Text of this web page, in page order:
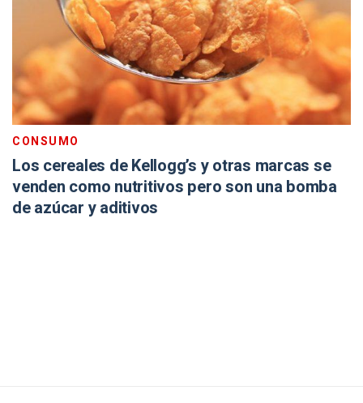
CONSUMO
Los cereales de Kellogg’s y otras marcas se
venden como nutritivos pero son una bomba
de azúcar y aditivos